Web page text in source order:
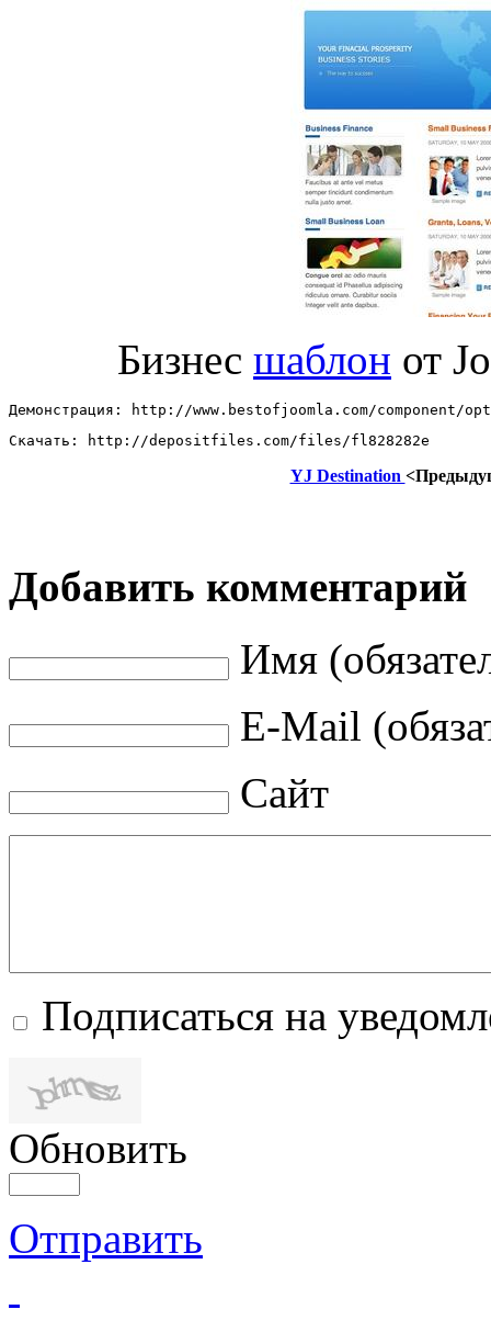
Бизнес шаблон от
Демонстрация: http://www.bestofjoomla.com/
Скачать: http://depositfiles.com/files/fl828282e
YJ Destination
Добавить комментарий
Имя
E-Mail
Сайт
Подписаться на
Обновить
Отправить